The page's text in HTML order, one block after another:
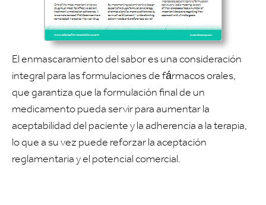
El enmascaramiento del sabor es una consideración
integral para las formulaciones de fármacos orales,
que garantiza que la formulación final de un
medicamento pueda servir para aumentar la
aceptabilidad del paciente y la adherencia a la terapia,
lo que a su vez puede reforzar la aceptación
reglamentaria y el potencial comercial.